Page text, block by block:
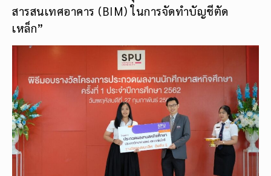
สารสนเทศอาคาร (BIM) ในการจัดทำบัญชีตัด
เหล็ก”